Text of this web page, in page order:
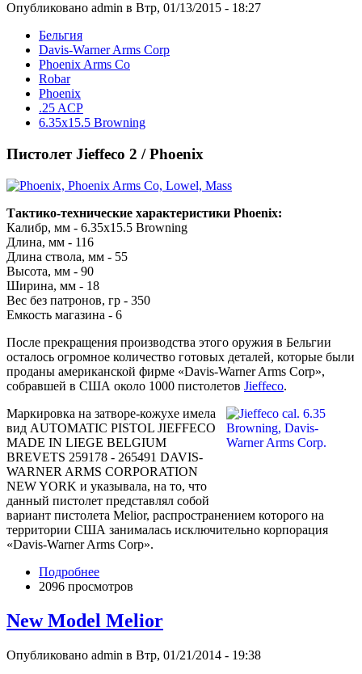
Опубликовано admin в Втр, 01/13/2015 - 18:27
Бельгия
Davis-Warner Arms Corp
Phoenix Arms Co
Robar
Phoenix
.25 ACP
6.35x15.5 Browning
Пистолет Jieffeco 2 / Phoenix
Тактико-технические характеристики Phoenix:
Калибр, мм - 6.35x15.5 Browning
Длина, мм - 116
Длина ствола, мм - 55
Высота, мм - 90
Ширина, мм - 18
Вес без патронов, гр - 350
Емкость магазина - 6
После прекращения производства этого оружия в Бельгии
осталось огромное количество готовых деталей, которые были
проданы американской фирме «Davis-Warner Arms Corp»,
собравшей в США около 1000 пистолетов Jieffeco.
Маркировка на затворе-кожухе имела
вид AUTOMATIC PISTOL JIEFFECO
MADE IN LIEGE BELGIUM
BREVETS 259178 - 265491 DAVIS-
WARNER ARMS CORPORATION
NEW YORK и указывала, на то, что
данный пистолет представлял собой
вариант пистолета Melior, распространением которого на
территории США занималась исключительно корпорация
«Davis-Warner Arms Corp».
Подробнее
2096 просмотров
New Model Melior
Опубликовано admin в Втр, 01/21/2014 - 19:38